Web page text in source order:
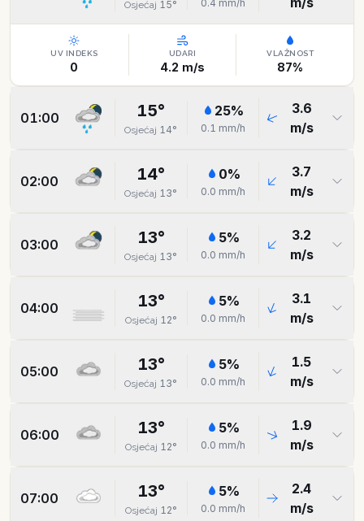
Osjećaj 15° 0.4 mm/h
UV INDEKS
0
UDARI
4.2 m/s
VLAŽNOST
87%
01:00 15°
Osjećaj 14°
25%
0.1 mm/h
3.6
m/s
02:00 14°
Osjećaj 13°
0%
0.0 mm/h
3.7
m/s
03:00 13°
Osjećaj 13°
5%
0.0 mm/h
3.2
m/s
04:00 13°
Osjećaj 12°
5%
0.0 mm/h
3.1
m/s
05:00 13°
Osjećaj 13°
5%
0.0 mm/h
1.5
m/s
06:00 13°
Osjećaj 12°
5%
0.0 mm/h
1.9
m/s
07:00 13°
Osjećaj 12°
5%
0.0 mm/h
2.4
m/s